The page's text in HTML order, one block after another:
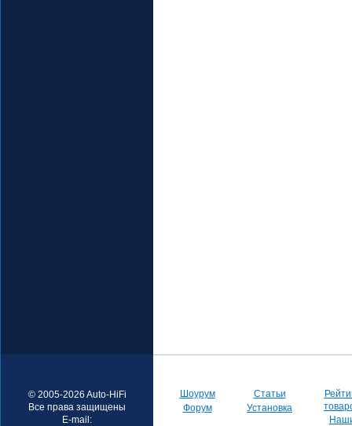
© 2005-2026 Auto-HiFi
Все права защищены
E-mail:
Шоурум
Форум
Статьи
Установка